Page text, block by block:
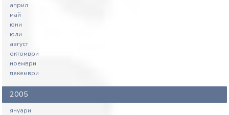
април
май
юни
юли
август
октомври
ноември
декември
2005
януари